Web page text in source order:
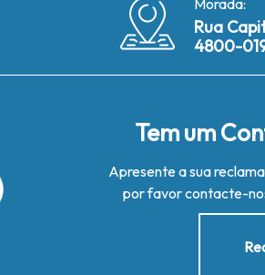
Morada:
Rua
4800-
Tem um
Apresente a sua
por favor contacte-